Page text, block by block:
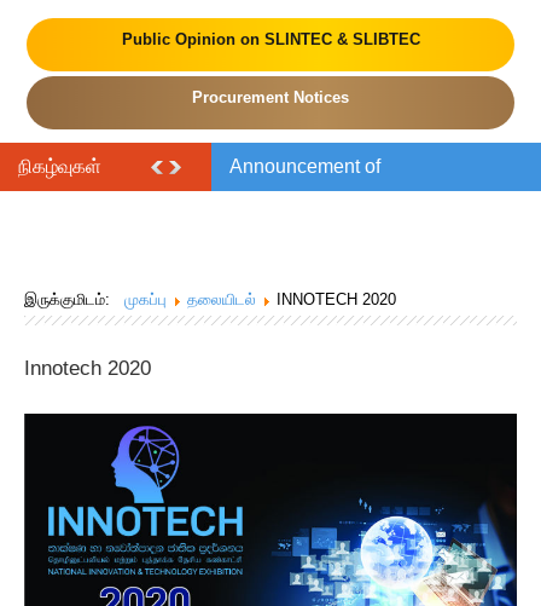
Public Opinion on SLINTEC & SLIBTEC
Procurement Notices
நிகழ்வுகள் Announcement of
இருக்குமிடம்: முகப்பு தலையிடல் INNOTECH 2020
Innotech 2020